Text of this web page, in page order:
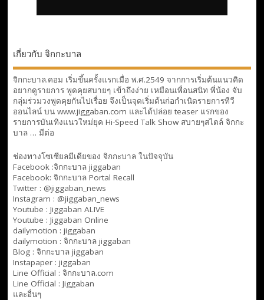
เกี่ยวกับ จิกกะบาล
จิกกะบาล.คอม เริ่มขึ้นครั้งแรกเมื่อ พ.ศ.2549 จากการเริ่มต้นแนวคิด
อยากดูรายการ พูดคุยสบายๆ เข้าถึงง่าย เหมือนเพื่อนสนิท พี่น้อง จับ
กลุ่มร่วมวงพูดคุยกันไปเรื่อย จึงเป็นจุดเริ่มต้นก่อกำเนิดรายการทีวี
ออนไลน์ บน www.jiggaban.com และได้ปล่อย teaser แรกของ
รายการบันเทิงแนวใหม่ยุค Hi-Speed Talk Show สบายๆสไตล์ จิกกะ
บาล … มีต่อ
ช่องทางโซเซียลมีเดียของ จิกกะบาล ในปัจจุบัน
Facebook :จิกกะบาล jiggaban
Facebook: จิกกะบาล Portal Recall
Twitter : @jiggaban_news
Instagram : @jiggaban_news
Youtube : Jiggaban ALIVE
Youtube : Jiggaban Online
dailymotion : jiggaban
dailymotion : จิกกะบาล jiggaban
Blog : จิกกะบาล jiggaban
Instapaper : jiggaban
Line Official : จิกกะบาล.com
Line Official : Jiggaban
และอื่นๆ